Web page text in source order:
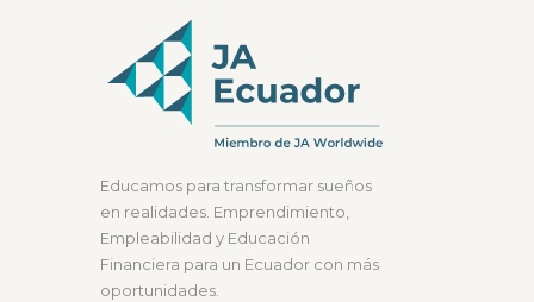
Educamos para transformar sueños
en realidades. Emprendimiento,
Empleabilidad y Educación
Financiera para un Ecuador con más
oportunidades.